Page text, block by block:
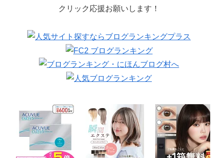
クリック応援お願いします！